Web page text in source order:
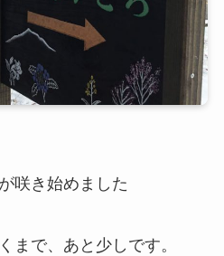
咲き始めました
まで、あと少しです。